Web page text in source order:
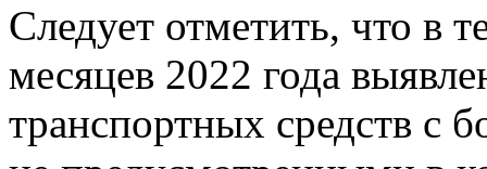
Следует отметить, что в
месяцев 2022 года
транспортных средств с